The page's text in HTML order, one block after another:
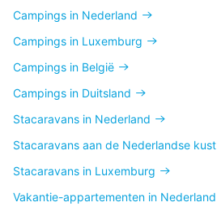
Campings in Nederland
Campings in Luxemburg
Campings in België
Campings in Duitsland
Stacaravans in Nederland
Stacaravans aan de Nederlandse kust
Stacaravans in Luxemburg
Vakantie-appartementen in Nederland